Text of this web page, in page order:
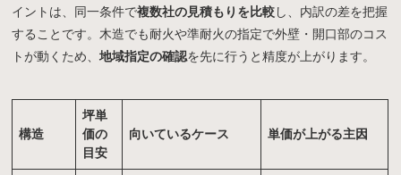
イントは、同一条件で複数社の見積もりを比較 し、内訳の差を把握
することです。木造でも耐火や準耐火の指定で外壁・開口部のコス
トが動くため、地域指定の確認を先に行うと精度が上がります。
構造
坪単
価の
目安
向いているケース 単価が上がる主因